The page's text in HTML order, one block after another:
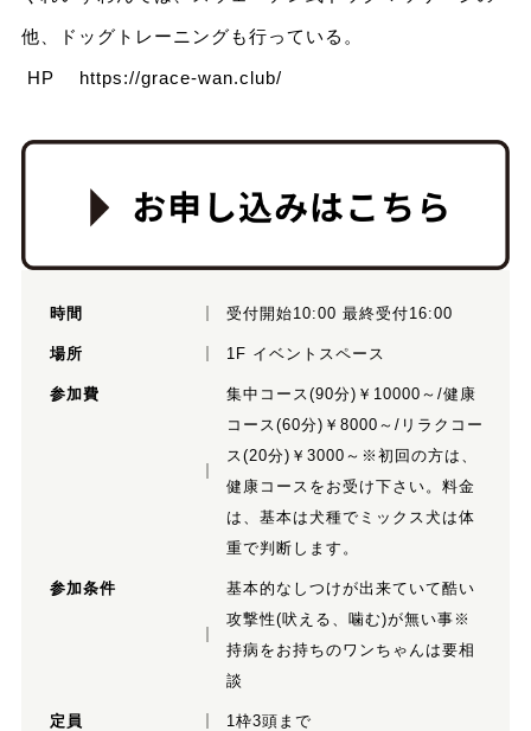
他、ドッグトレーニングも行っている。
HP https://grace-wan.club/
時間 受付開始10:00 最終受付16:00
場所 1F イベントスペース
参加費
集中コース(90分)￥10000～/健康
コース(60分)￥8000～/リラクコー
ス(20分)￥3000～※初回の方は、
健康コースをお受け下さい。料金
は、基本は犬種でミックス犬は体
重で判断します。
参加条件
基本的なしつけが出来ていて酷い
攻撃性(吠える、噛む)が無い事※
持病をお持ちのワンちゃんは要相
談
定員 1枠3頭まで